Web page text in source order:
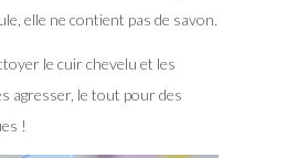
elle ne contient pas de savon.
le cuir chevelu et les
agresser, le tout pour des
!